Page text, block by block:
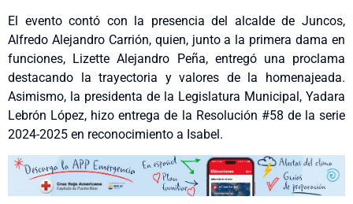
El evento contó con la presencia del alcalde de Juncos,
Alfredo Alejandro Carrión, quien, junto a la primera dama en
funciones, Lizette Alejandro Peña, entregó una proclama
destacando la trayectoria y valores de la homenajeada.
Asimismo, la presidenta de la Legislatura Municipal, Yadara
Lebrón López, hizo entrega de la Resolución #58 de la serie
2024-2025 en reconocimiento a Isabel.